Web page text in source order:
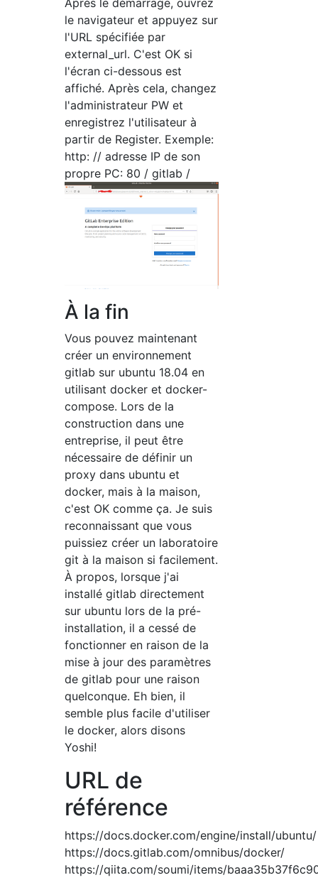
le navigateur et appuyez sur
l'URL spécifiée par
external_url. C'est OK si
l'écran ci-dessous est
affiché. Après cela, changez
l'administrateur PW et
enregistrez l'utilisateur à
partir de Register. Exemple:
http: // adresse IP de son
propre PC: 80 / gitlab /
À la fin
Vous pouvez maintenant
créer un environnement
gitlab sur ubuntu 18.04 en
utilisant docker et docker-
compose. Lors de la
construction dans une
entreprise, il peut être
nécessaire de définir un
proxy dans ubuntu et
docker, mais à la maison,
c'est OK comme ça. Je suis
reconnaissant que vous
puissiez créer un laboratoire
git à la maison si facilement.
À propos, lorsque j'ai
installé gitlab directement
sur ubuntu lors de la pré-
installation, il a cessé de
fonctionner en raison de la
mise à jour des paramètres
de gitlab pour une raison
quelconque. Eh bien, il
semble plus facile d'utiliser
le docker, alors disons
Yoshi!
URL de
référence
https://docs.docker.com/engine/install/ubuntu/
https://docs.gitlab.com/omnibus/docker/
https://qiita.com/soumi/items/